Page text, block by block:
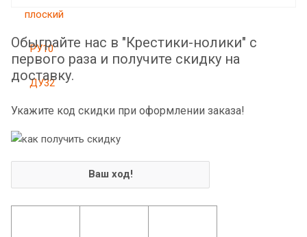
Обыграйте нас в "Крестики-нолики" с
первого раза и получите скидку на
доставку.
Укажите код скидки при оформлении заказа!
Ваш ход!